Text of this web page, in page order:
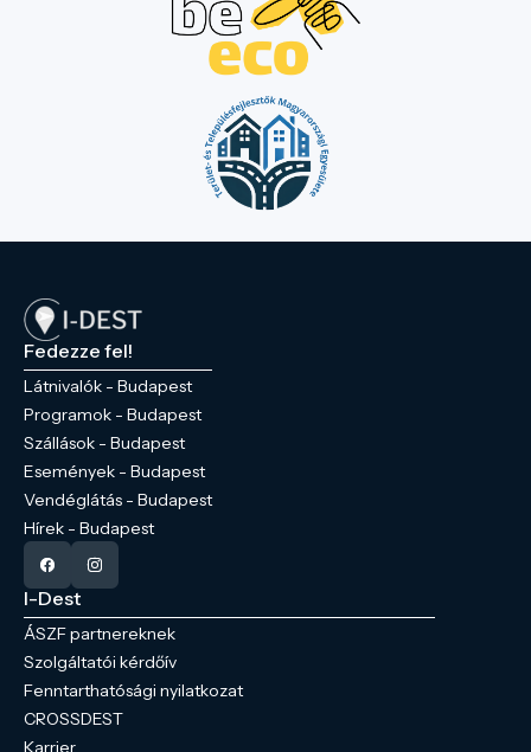
Fedezze fel!
Látnivalók - Budapest
Programok - Budapest
Szállások - Budapest
Események - Budapest
Vendéglátás - Budapest
Hírek - Budapest
I-Dest
ÁSZF partnereknek
Szolgáltatói kérdőív
Fenntarthatósági nyilatkozat
CROSSDEST
Karrier